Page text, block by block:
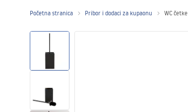
Tuš Kanalice
Početna stranica Pribor i dodaci za kupaonu WC